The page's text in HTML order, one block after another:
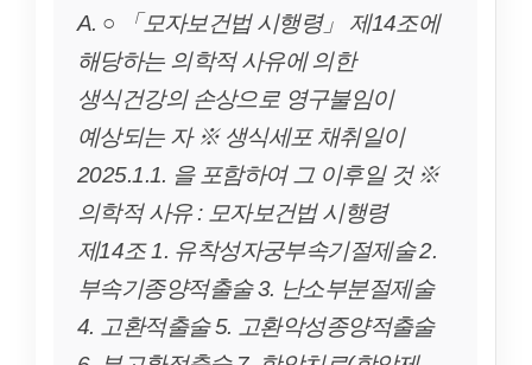
A. ○ 「모자보건법 시행령」 제14조에
해당하는 의학적 사유에 의한
생식건강의 손상으로 영구불임이
예상되는 자 ※ 생식세포 채취일이
2025.1.1. 을 포함하여 그 이후일 것 ※
의학적 사유 : 모자보건법 시행령
제14조 1. 유착성자궁부속기절제술 2.
부속기종양적출술 3. 난소부분절제술
4. 고환적출술 5. 고환악성종양적출술